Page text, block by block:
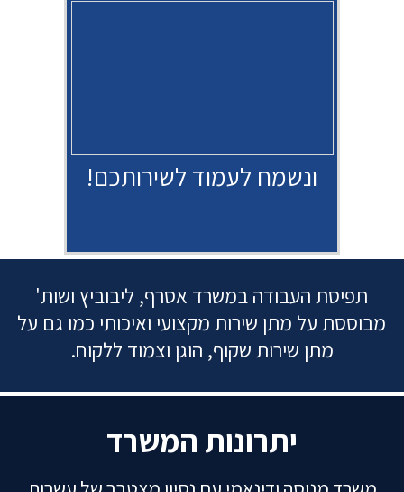
ונשמח לעמוד לשירותכם!
תפיסת העבודה במשרד אסרף, ליבוביץ ושות'
מבוססת על מתן שירות מקצועי ואיכותי כמו גם על
מתן שירות שקוף, הוגן וצמוד ללקוח.
יתרונות המשרד